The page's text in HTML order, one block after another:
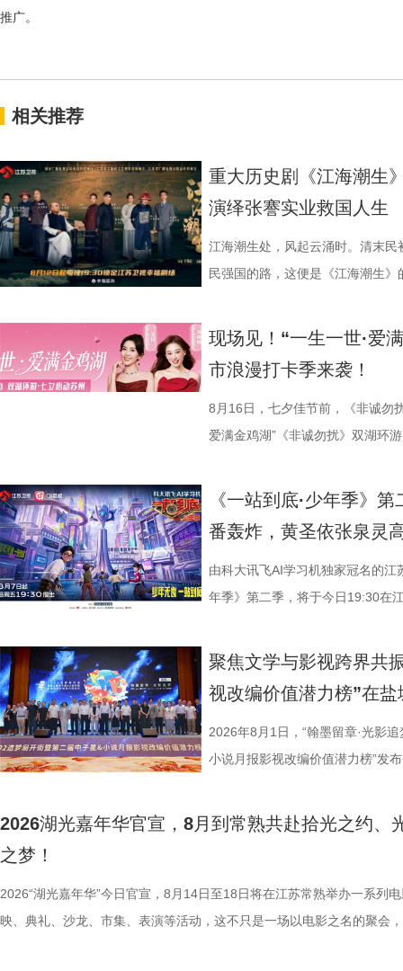
推广。
相关推荐
重大历史剧《江海潮生
演绎张謇实业救国人生
江海潮生处，风起云涌时。清末
民强国的路，这便是《江海潮生
材文艺创作资助项目、 江苏省广
份有限公司、中共南通市委宣传
衔主演（按姓氏笔画排序），打
的人生历程，引领观众在百年时光
正剧框架 讲述一位“状元”的
后就要挨打的现实，他毅然放弃
业、兴教育、兴城市推动南通成为
的发展进程。 爱国、救国、
剧张强表示：“当国家和民族面临
中国早期企业家兴办实业、产业
情怀、富民理想和社会责任，凝练
神，力求为新时代企业家精神
张謇立足中华文化、拥抱时
架，以“实业报国”为主轴，围绕
以充满张力的情节脉络再现丰满
现场见！“一生一世·爱
市浪漫打卡季来袭！
8月16日，七夕佳节前，《非诚勿
爱满金鸡湖”《非诚勿扰》双湖环
《非诚勿扰》节目组联合苏州工
珏、孙嬿婉将携手《非诚勿扰》
组成“打卡团”阵容，带领多组情
觅缘之旅。 图片8.png 苏州是一
依托金鸡湖与独墅湖双湖水域联
02、独墅湖月亮湾码头、飞翔雕
融天幕、月光码头九大地标，让
浪漫故事。 图片9.png 打卡之旅
02两座旅游驿站，在“婚拍友好驿
鸡湖全景，随后前往苏州当代美
动。夜幕降临，活动转场至圆融
《一站到底·少年季》
番轰炸，黄圣依张泉灵
由科大讯飞AI学习机独家冠名的江
年季》第二季，将于今日19:30在
量。首期赛场就将迎来二选一残
而出？答案今晚揭晓！ PBL
较于第一季，本季赛制紧扣新课
PBL项目挑战模式，模拟真实学习
加持、学科专家权威解读，以科
方位检验少年们的综合素养。首
年凭借扎实数理基础与超快临场
聚焦文学与影视跨界共
视改编价值潜力榜”在盐
2026年8月1日，“翰墨留章·光影
小说月报影视改编价值潜力榜”发
化广电和旅游局、盐城经济技术
活动当天，众多知名编剧、导演
人齐聚一堂，共同见证文学与影
2026湖光嘉年华官宣，8月到常熟共赴拾光之约、
之梦！
2026“湖光嘉年华”今日官宣，8月14日至18日将在江苏常熟举办一系列
映、典礼、沙龙、市集、表演等活动，这不只是一场以电影之名的聚会